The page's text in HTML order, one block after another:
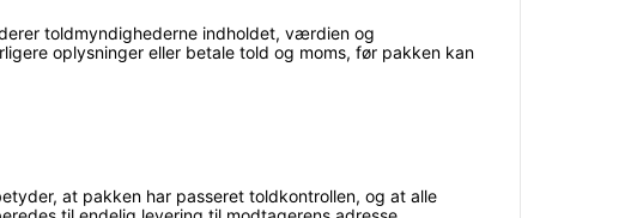
toldmyndighederne indholdet, værdien og
oplysninger eller betale told og moms, før pakken kan
at pakken har passeret toldkontrollen, og at alle